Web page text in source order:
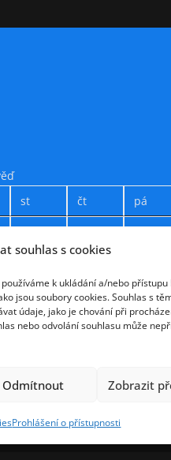
souhlas s cookies
k ukládání a/nebo přístupu
jsou soubory cookies. Souhlas s
údaje, jako je chování při
nebo odvolání souhlasu může
Odmítnout Zobrazit
Prohlášení o přístupnosti
st čt pá
28° 28°
© 2019
.